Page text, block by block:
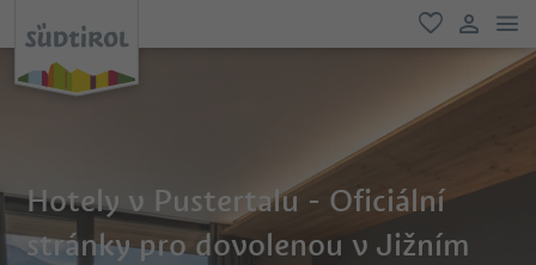
oblíbené
Hotely v Pustertalu - Oficiální
stránky pro dovolenou v Jižním